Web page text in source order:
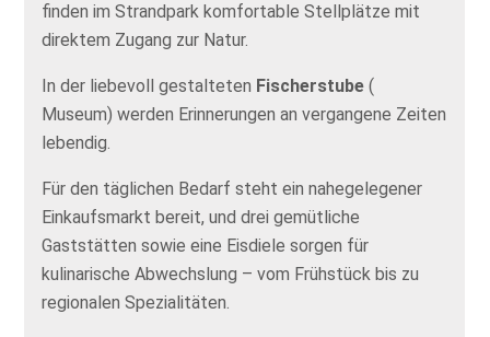
finden im Strandpark komfortable Stellplätze mit
direktem Zugang zur Natur.
In der liebevoll gestalteten Fischerstube (
Museum) werden Erinnerungen an vergangene Zeiten
lebendig.
Für den täglichen Bedarf steht ein nahegelegener
Einkaufsmarkt bereit, und drei gemütliche
Gaststätten sowie eine Eisdiele sorgen für
kulinarische Abwechslung – vom Frühstück bis zu
regionalen Spezialitäten.